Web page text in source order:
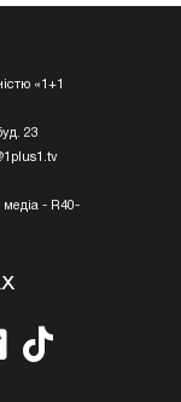
«1+1
23
медіа - R40-